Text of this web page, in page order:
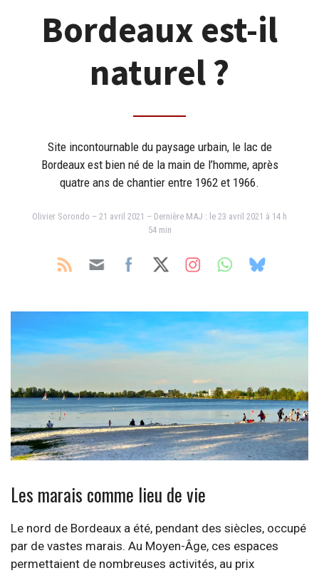
Bordeaux est-il
naturel ?
Site incontournable du paysage urbain, le lac de
Bordeaux est bien né de la main de l’homme, après
quatre ans de chantier entre 1962 et 1966.
Olivier Sorondo – 21 avril 2021 – Dernière MAJ : le 23 avril 2021 à 14 h
54 min
Les marais comme lieu de vie
Le nord de Bordeaux a été, pendant des siècles, occupé
par de vastes marais. Au Moyen-Âge, ces espaces
permettaient de nombreuses activités, au prix